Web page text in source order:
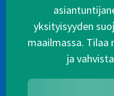
yksityisyyden
maailmassa. Tilaa
ja